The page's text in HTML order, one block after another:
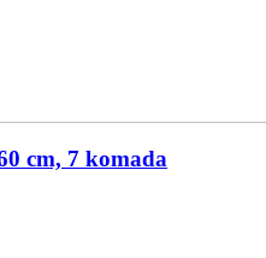
cm, 7 komada